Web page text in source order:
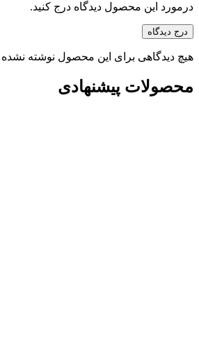
درمورد این محصول دیدگاه درج کنید.
درج دیدگاه
هیچ دیدگاهی برای این محصول نوشته
محصولات پیشنهادی